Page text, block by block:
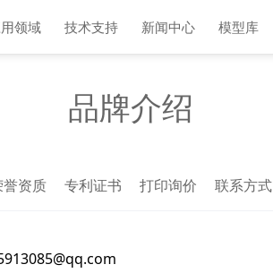
领域 技术支持 新闻中心 模型库
品牌介绍
誉资质 专利证书 打印询价 联系方式